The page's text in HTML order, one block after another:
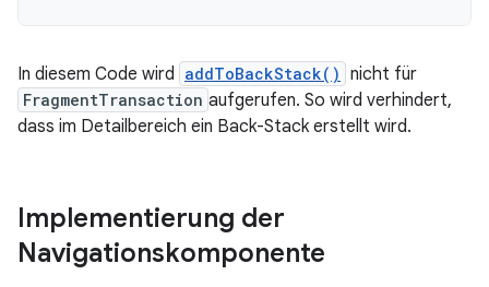
In diesem Code wird addToBackStack() nicht für
FragmentTransaction aufgerufen. So wird verhindert,
dass im Detailbereich ein Back-Stack erstellt wird.
Implementierung der
Navigationskomponente